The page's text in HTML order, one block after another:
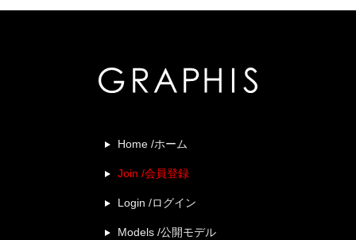
Home /ホーム
Join /会員登録
Login /ログイン
Models /公開モデル